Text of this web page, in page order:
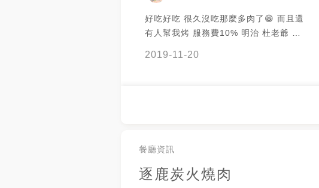
好吃好吃 很久沒吃那麼多肉了😁 而且還
有人幫我烤 服務費10% 明治 杜老爺 哈
2019-11-20
餐廳資訊
逐鹿炭火燒肉